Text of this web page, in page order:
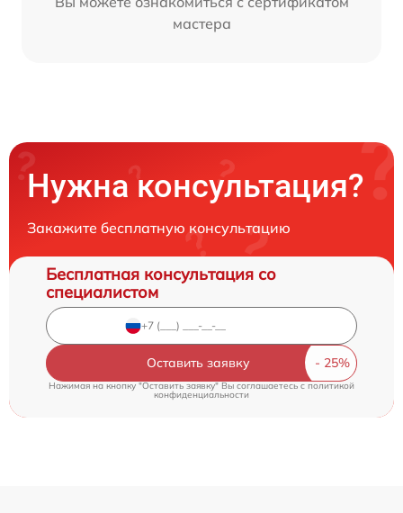
мастера
Нужна консультация?
Закажите бесплатную консультацию
Бесплатная консультация со
специалистом
Оставить заявку
Нажимая на кнопку "Оставить заявку" Вы соглашаетесь cполитикой
конфиденциальности